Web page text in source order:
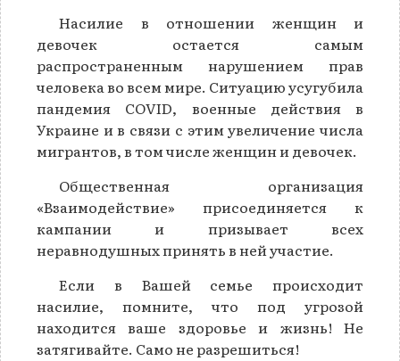
Насилие в отношении женщин и
девочек остается самым
распространенным нарушением прав
человека во всем мире. Ситуацию усугубила
пандемия COVID, военные действия в
Украине и в связи с этим увеличение числа
мигрантов, в том числе женщин и девочек.
Общественная организация
«Взаимодействие» присоединяется к
кампании и призывает всех
неравнодушных принять в ней участие.
Если в Вашей семье происходит
насилие, помните, что под угрозой
находится ваше здоровье и жизнь! Не
затягивайте. Само не разрешиться!